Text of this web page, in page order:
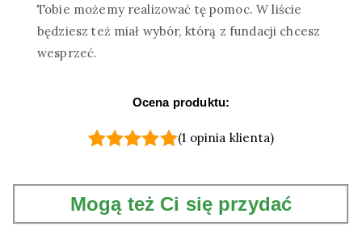
Tobie możemy realizować tę pomoc. W liście
będziesz też miał wybór, którą z fundacji chcesz
wesprzeć.
Ocena produktu:
5.00na 5 na
podstawie
(1 opinia klienta)
Mogą też Ci się przydać